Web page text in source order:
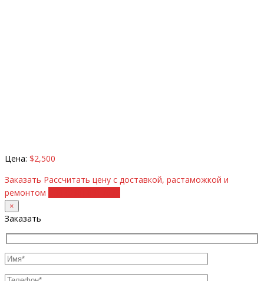
Цена: $2,500
Заказать Рассчитать цену с доставкой, растаможкой и
ремонтом
×
Заказать